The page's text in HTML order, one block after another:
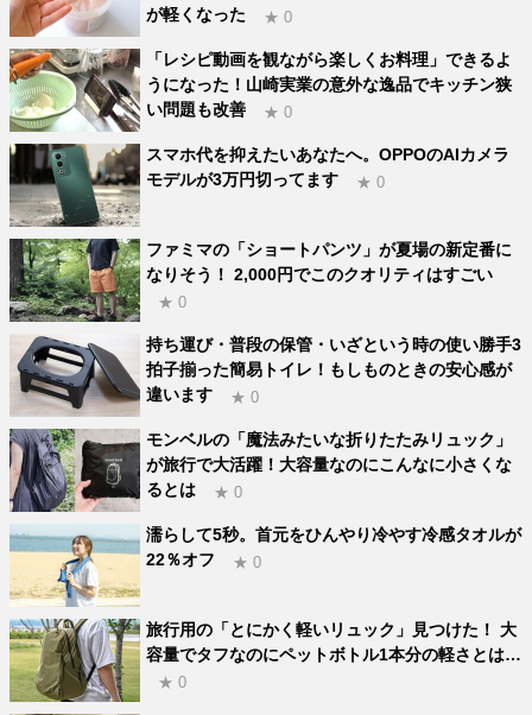
が軽くなった
★ 0
「レシピ動画を観ながら楽しくお料理」できるよ
うになった！山崎実業の意外な逸品でキッチン狭
い問題も改善
★ 0
スマホ代を抑えたいあなたへ。OPPOのAIカメラ
モデルが3万円切ってます
★ 0
ファミマの「ショートパンツ」が夏場の新定番に
なりそう！ 2,000円でこのクオリティはすごい
★ 0
持ち運び・普段の保管・いざという時の使い勝手3
拍子揃った簡易トイレ！もしものときの安心感が
違います
★ 0
モンベルの「魔法みたいな折りたたみリュック」
が旅行で大活躍！大容量なのにこんなに小さくな
るとは
★ 0
濡らして5秒。首元をひんやり冷やす冷感タオルが
22％オフ
★ 0
旅行用の「とにかく軽いリュック」見つけた！ 大
容量でタフなのにペットボトル1本分の軽さとは…
★ 0